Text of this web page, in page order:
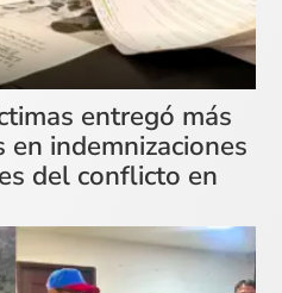
entregó más
indemnizaciones
del conflicto en